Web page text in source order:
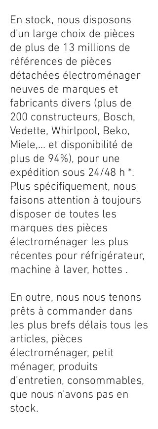
En stock, nous disposons
d'un large choix de pièces
de plus de 13 millions de
références de pièces
détachées électroménager
neuves de marques et
fabricants divers (plus de
200 constructeurs, Bosch,
Vedette, Whirlpool, Beko,
Miele,... et disponibilité de
plus de 94%), pour une
expédition sous 24/48 h *.
Plus spécifiquement, nous
faisons attention à toujours
disposer de toutes les
marques des pièces
électroménager les plus
récentes pour réfrigérateur,
machine à laver, hottes .
En outre, nous nous tenons
prêts à commander dans
les plus brefs délais tous les
articles, pièces
électroménager, petit
ménager, produits
d’entretien, consommables,
que nous n'avons pas en
stock.